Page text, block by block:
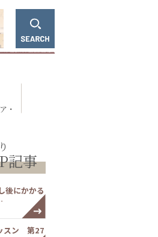
・
記事
にかかる
スン 第27